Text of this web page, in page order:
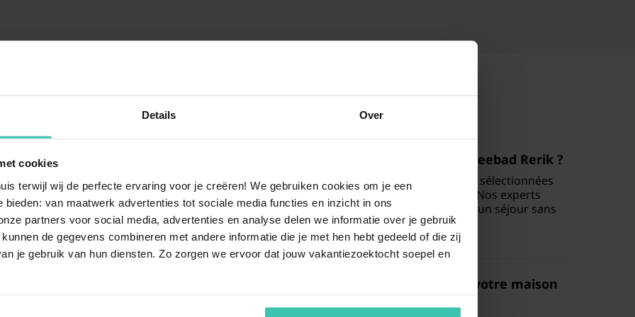
Details Over
cookies
terwijl wij de perfecte ervaring voor je creëren! We gebruiken cookies om je een
bieden: van maatwerk advertenties tot sociale media functies en inzicht in ons
partners voor social media, advertenties en analyse delen we informatie over je gebruik
de gegevens combineren met andere informatie die je met hen hebt gedeeld of die zij
je gebruik van hun diensten. Zo zorgen we ervoor dat jouw vakantiezoektocht soepel en
Rerik si
les vagues de la
mer
. Vous profitez ainsi de
entre baignade en
préservé.
adaptée pour un
Quel type d'hébergement peut-on réserver à Ostseebad Rerik ?
Villa for You propose desmaisons de vacances de qualité
, sélectionnées
avec soin pour leur confort et leur emplacement privilégié. Nos experts
visitent personnellement les logements pour vous garantir un séjour sans
surprise sur la côte allemande.
Quelles sont les activités recommandées près de votre maison